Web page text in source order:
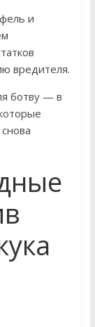
и
вредителя.
ботву — в